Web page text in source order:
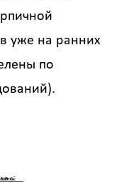
уже на ранних
по